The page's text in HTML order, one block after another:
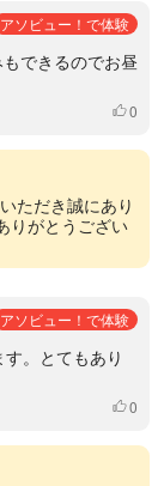
アソビュー！で体験
できるのでお昼
いいね
0
ただき誠にあり
りがとうござい
アソビュー！で体験
。とてもあり
いいね
0